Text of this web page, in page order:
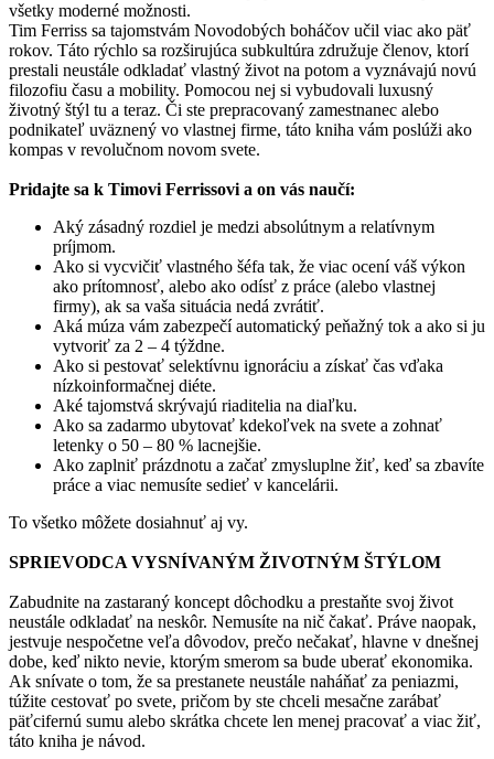
všetky moderné možnosti.
Tim Ferriss sa tajomstvám Novodobých boháčov učil viac ako päť
rokov. Táto rýchlo sa rozširujúca subkultúra združuje členov, ktorí
prestali neustále odkladať vlastný život na potom a vyznávajú novú
filozofiu času a mobility. Pomocou nej si vybudovali luxusný
životný štýl tu a teraz. Či ste prepracovaný zamestnanec alebo
podnikateľ uväznený vo vlastnej firme, táto kniha vám poslúži ako
kompas v revolučnom novom svete.
Pridajte sa k Timovi Ferrissovi a on vás naučí:
Aký zásadný rozdiel je medzi absolútnym a relatívnym
príjmom.
Ako si vycvičiť vlastného šéfa tak, že viac ocení váš výkon
ako prítomnosť, alebo ako odísť z práce (alebo vlastnej
firmy), ak sa vaša situácia nedá zvrátiť.
Aká múza vám zabezpečí automatický peňažný tok a ako si ju
vytvoriť za 2 – 4 týždne.
Ako si pestovať selektívnu ignoráciu a získať čas vďaka
nízkoinformačnej diéte.
Aké tajomstvá skrývajú riaditelia na diaľku.
Ako sa zadarmo ubytovať kdekoľvek na svete a zohnať
letenky o 50 – 80 % lacnejšie.
Ako zaplniť prázdnotu a začať zmysluplne žiť, keď sa zbavíte
práce a viac nemusíte sedieť v kancelárii.
To všetko môžete dosiahnuť aj vy.
SPRIEVODCA VYSNÍVANÝM ŽIVOTNÝM ŠTÝLOM
Zabudnite na zastaraný koncept dôchodku a prestaňte svoj život
neustále odkladať na neskôr. Nemusíte na nič čakať. Práve naopak,
jestvuje nespočetne veľa dôvodov, prečo nečakať, hlavne v dnešnej
dobe, keď nikto nevie, ktorým smerom sa bude uberať ekonomika.
Ak snívate o tom, že sa prestanete neustále naháňať za peniazmi,
túžite cestovať po svete, pričom by ste chceli mesačne zarábať
päťcifernú sumu alebo skrátka chcete len menej pracovať a viac žiť,
táto kniha je návod.